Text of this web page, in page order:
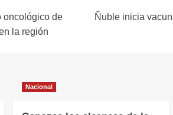
oncológico de
la región
Ñuble inicia
Nacional